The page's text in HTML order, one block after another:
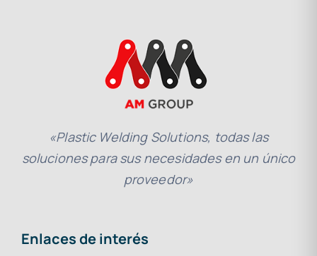
«Plastic Welding Solutions, todas las
soluciones para sus necesidades en un único
proveedor»
Enlaces de interés